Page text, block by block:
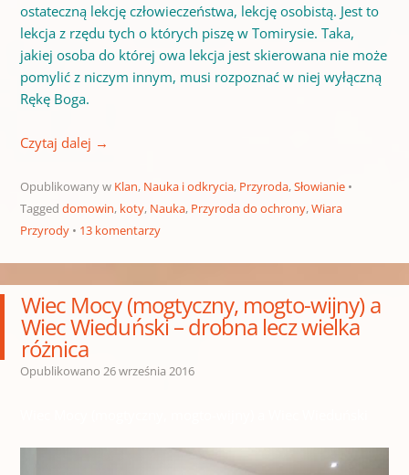
ostateczną lekcję człowieczeństwa, lekcję osobistą. Jest to
lekcja z rzędu tych o których piszę w Tomirysie. Taka,
jakiej osoba do której owa lekcja jest skierowana nie może
pomylić z niczym innym, musi rozpoznać w niej wyłączną
Rękę Boga.
Czytaj dalej →
Opublikowany w Klan, Nauka i odkrycia, Przyroda,Słowianie
Tagged domowin, koty, Nauka, Przyroda do ochrony,Wiara
Przyrody
13 komentarzy
Wiec Mocy (mogtyczny, mogto-wijny) a
Wiec Wieduński – drobna lecz wielka
różnica
Opublikowano 26 września 2016